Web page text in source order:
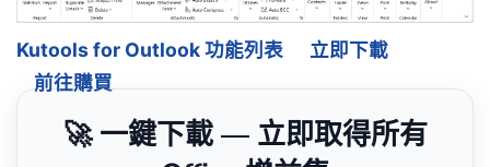
Kutools for Outlook 功能列表
立即下載
前往購買
🚀 一鍵下載 — 立即取得所有